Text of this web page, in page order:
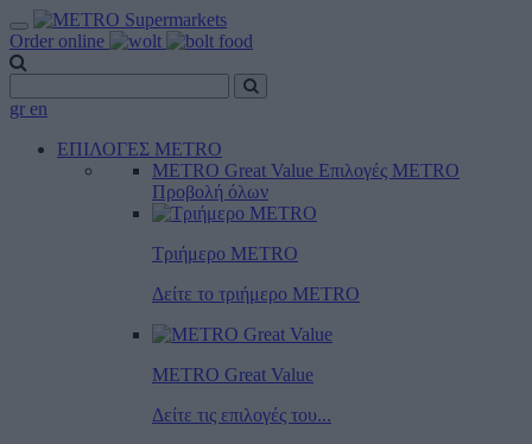
Order online
gr en
ΕΠΙΛΟΓΕΣ METRO
METRO Great Value Επιλογές METRO
Προβολή όλων
Τριήμερο METRO
Δείτε το τριήμερο ΜΕTRO
METRO Great Value
Δείτε τις επιλογές του...